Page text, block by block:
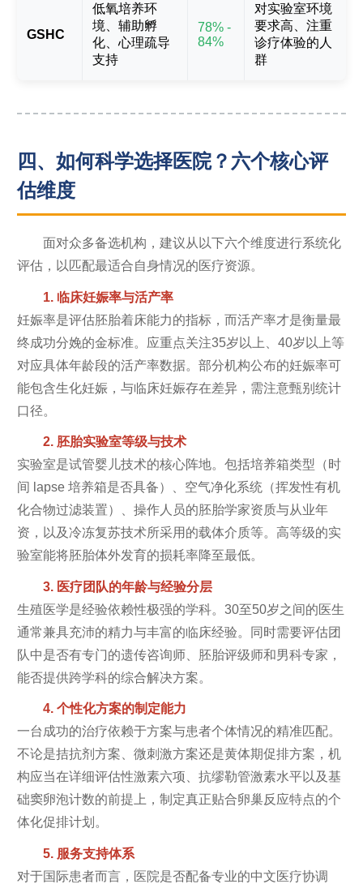
GSHC
低氧培养环
境、辅助孵
化、心理疏导
支持
78% -
84%
对实验室环境
要求高、注重
诊疗体验的人
群
四、如何科学选择医院？六个核心评
估维度
面对众多备选机构，建议从以下六个维度进行系统化
评估，以匹配最适合自身情况的医疗资源。
1. 临床妊娠率与活产率
妊娠率是评估胚胎着床能力的指标，而活产率才是衡量最
终成功分娩的金标准。应重点关注35岁以上、40岁以上等
对应具体年龄段的活产率数据。部分机构公布的妊娠率可
能包含生化妊娠，与临床妊娠存在差异，需注意甄别统计
口径。
2. 胚胎实验室等级与技术
实验室是试管婴儿技术的核心阵地。包括培养箱类型（时
间 lapse 培养箱是否具备）、空气净化系统（挥发性有机
化合物过滤装置）、操作人员的胚胎学家资质与从业年
资，以及冷冻复苏技术所采用的载体介质等。高等级的实
验室能将胚胎体外发育的损耗率降至最低。
3. 医疗团队的年龄与经验分层
生殖医学是经验依赖性极强的学科。30至50岁之间的医生
通常兼具充沛的精力与丰富的临床经验。同时需要评估团
队中是否有专门的遗传咨询师、胚胎评级师和男科专家，
能否提供跨学科的综合解决方案。
4. 个性化方案的制定能力
一台成功的治疗依赖于方案与患者个体情况的精准匹配。
不论是拮抗剂方案、微刺激方案还是黄体期促排方案，机
构应当在详细评估性激素六项、抗缪勒管激素水平以及基
础窦卵泡计数的前提上，制定真正贴合卵巢反应特点的个
体化促排计划。
5. 服务支持体系
对于国际患者而言，医院是否配备专业的中文医疗协调